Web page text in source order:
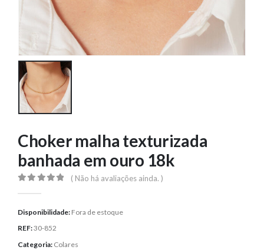
Choker malha texturizada
banhada em ouro 18k
( Não há avaliações ainda. )
Disponibilidade: Fora de estoque
REF:30-852
Categoria: Colares